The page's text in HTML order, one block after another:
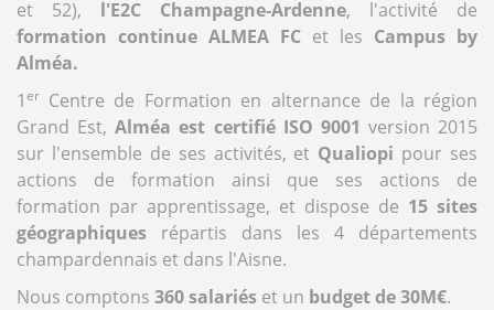
et 52), l'E2C Champagne-Ardenne, l'activité de
formation continue ALMEA FC et les Campus by
Alméa.
1er Centre de Formation en alternance de la région
Grand Est,Alméa est certifié ISO 9001 version 2015
sur l'ensemble de ses activités, et Qualiopi pour ses
actions de formation ainsi que ses actions de
formation par apprentissage, et dispose de 15 sites
géographiques répartis dans les 4 départements
champardennais et dans l'Aisne.
Nous comptons 360 salariés et un budget de 30M€.